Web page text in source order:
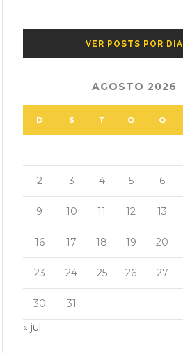
VER POSTS POR DIA
AGOSTO 2026
D S T Q Q
2 3 4 5 6
9 10 11 12 13
16 17 18 19 20
23 24 25 26 27
30
31
« jul